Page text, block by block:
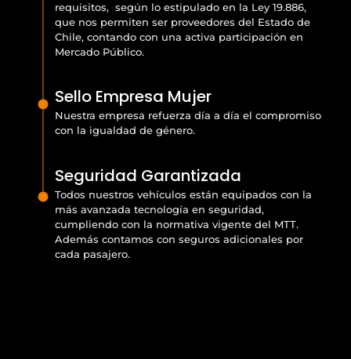
requisitos, según lo estipulado en la Ley 19.886,
que nos permiten ser proveedores del Estado de
Chile, contando con una activa participación en
Mercado Público.
Sello Empresa Mujer
Nuestra empresa refuerza día a día el compromiso
con la igualdad de género.
Seguridad Garantizada
Todos nuestros vehículos están equipados con la
más avanzada tecnología en seguridad,
cumpliendo con la normativa vigente del MTT.
Además contamos con seguros adicionales por
cada pasajero.